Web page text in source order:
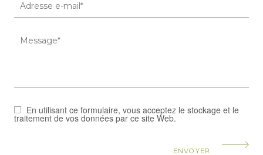
En utilisant ce formulaire, vous acceptez le stockage et le
traitement de vos données par ce site Web.